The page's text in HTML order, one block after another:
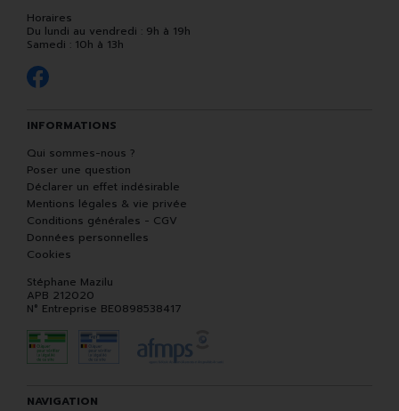
Horaires
Du lundi au vendredi : 9h à 19h
Samedi : 10h à 13h
INFORMATIONS
Qui sommes-nous ?
Poser une question
Déclarer un effet indésirable
Mentions légales & vie privée
Conditions générales - CGV
Données personnelles
Cookies
Stéphane Mazilu
APB 212020
N° Entreprise BE0898538417
NAVIGATION